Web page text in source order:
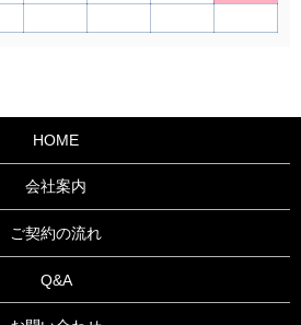
HOME
会社案内
ご契約の流れ
Q&A